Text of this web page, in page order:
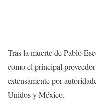
Tras la muerte de Pablo
como el principal
extensamente por
Unidos y México.